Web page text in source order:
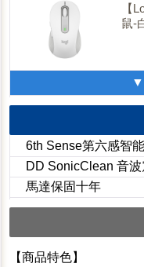
【
鼠-
▼
6th Sense第六感智
DD SonicClean 音
馬達保固十年
【商品特色】